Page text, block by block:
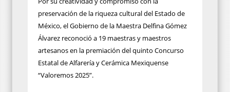
preservación de la riqueza cultural del Estado de
México, el Gobierno de la Maestra Delfina Gómez
Álvarez reconoció a 19 maestras y maestros
artesanos en la premiación del quinto Concurso
Estatal de Alfarería y Cerámica Mexiquense
“Valoremos 2025”.